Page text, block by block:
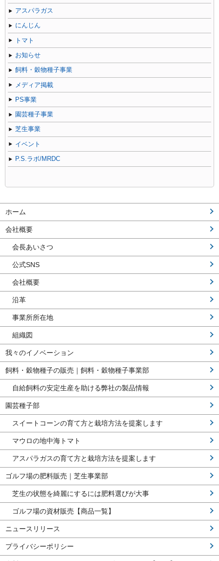
アスパラガス
にんじん
トマト
お知らせ
飼料・穀物種子事業
メディア掲載
PS事業
園芸種子事業
芝生事業
イベント
P.S.ラボ/MRDC
ホーム
会社概要
会長あいさつ
公式SNS
会社概要
沿革
事業所所在地
組織図
我々のイノベーション
飼料・穀物種子の販売｜飼料・穀物種子事業部
自給飼料の安定生産を助ける弊社の製品情報
園芸種子部
スイートコーンの育て方と栽培方法を提案します
マウロの地中海トマト
アスパラガスの育て方と栽培方法を提案します
ゴルフ場の肥料販売｜芝生事業部
芝生の状態を綺麗にするには肥料選びが大事
ゴルフ場の資材販売【商品一覧】
ニュースリリース
プライバシーポリシー